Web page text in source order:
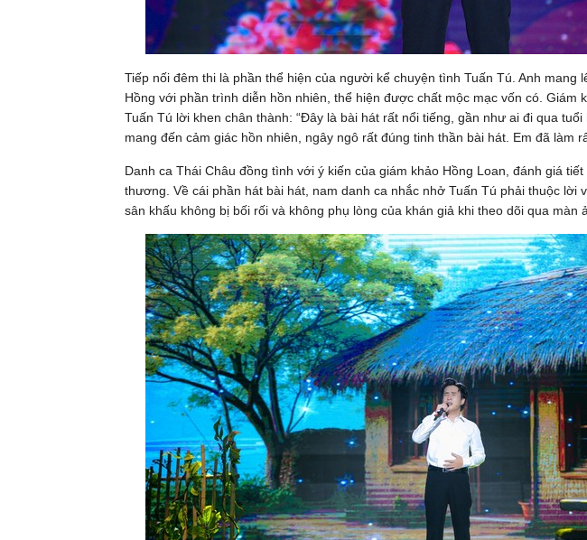
Tiếp nối đêm thi là phần thể hiện của người kể chuyện tình Tuấn Tú. Anh mang
Hồng với phần trình diễn hồn nhiên, thể hiện được chất mộc mạc vốn có. Giám
Tuấn Tú lời khen chân thành: “Đây là bài hát rất nổi tiếng, gần như ai đi qua
mang đến cảm giác hồn nhiên, ngây ngô rất đúng tinh thần bài hát. Em đã làm
Danh ca Thái Châu đồng tình với ý kiến của giám khảo Hồng Loan, đánh giá
thương. Về cái phần hát bài hát, nam danh ca nhắc nhở Tuấn Tú phải thuộc lời
sân khấu không bị bối rối và không phụ lòng của khán giả khi theo dõi qua màn